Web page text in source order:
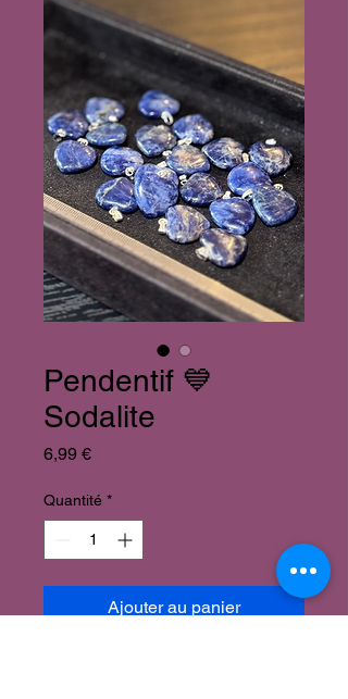
Pendentif 💙
Sodalite
6,99 €Prix
Quantité *
Ajouter au panier